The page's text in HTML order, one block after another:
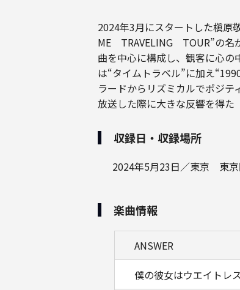
2024年3月にスタートした槇原
ME TRAVELING TOUR”の名
曲を中心に構成し、観客に心の
は“タイムトラベル”に加え
ラードからリズミカルでポジ
放送した際に大きな反響を得た
収録日・収録場所
2024年5月23日／東京 東
楽曲情報
ANSWER
僕の彼女はウエイトレス